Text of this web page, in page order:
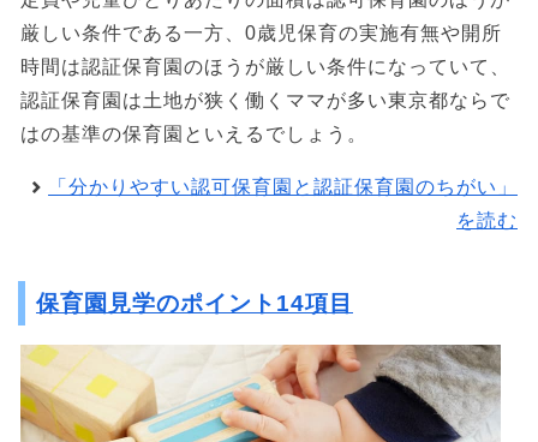
厳しい条件である一方、0歳児保育の実施有無や開所
時間は認証保育園のほうが厳しい条件になっていて、
認証保育園は土地が狭く働くママが多い東京都ならで
はの基準の保育園といえるでしょう。
「分かりやすい認可保育園と認証保育園のちがい」
を読む
保育園見学のポイント14項目